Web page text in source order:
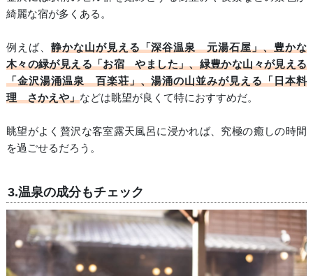
綺麗な宿が多くある。
例えば、 静かな山が見える「深谷温泉 元湯石屋」、豊かな
木々の緑が見える「お宿 やました」、緑豊かな山々が見える
「金沢湯涌温泉 百楽荘」、湯涌の山並みが見える「日本料
理 さかえや」などは眺望が良くて特におすすめだ。
眺望がよく贅沢な客室露天風呂に浸かれば、究極の癒しの時間
を過ごせるだろう。
3.温泉の成分もチェック